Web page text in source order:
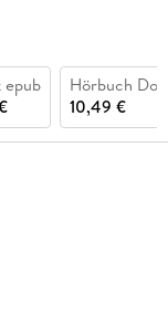
epub
Hörbuch
10,49 €